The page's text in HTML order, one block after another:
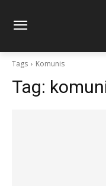
Tags Komunis
Tag: